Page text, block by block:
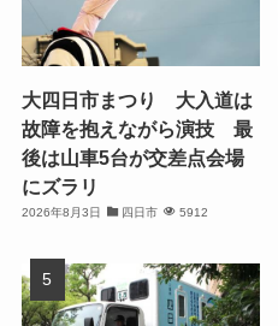
大四日市まつり 大入道は
故障を抱えながら演技 最
後は山車5台が交差点会場
にズラリ
2026年8月3日 四日市 5912